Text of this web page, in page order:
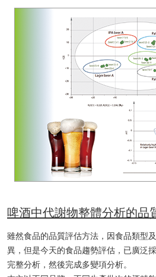
啤酒中代謝物整體分析的品
雖然食品的品質評估方法，因食品類型
異，但是今天的食品趨勢評估，已廣泛
完整分析，然後完成多變項分析。